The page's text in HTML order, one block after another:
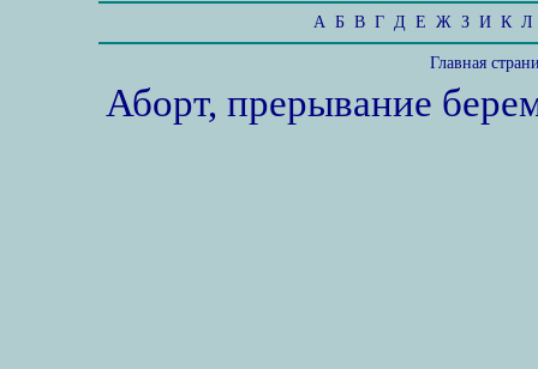
А Б В Г Д Е Ж З И К Л
Главная
Аборт, прерывание